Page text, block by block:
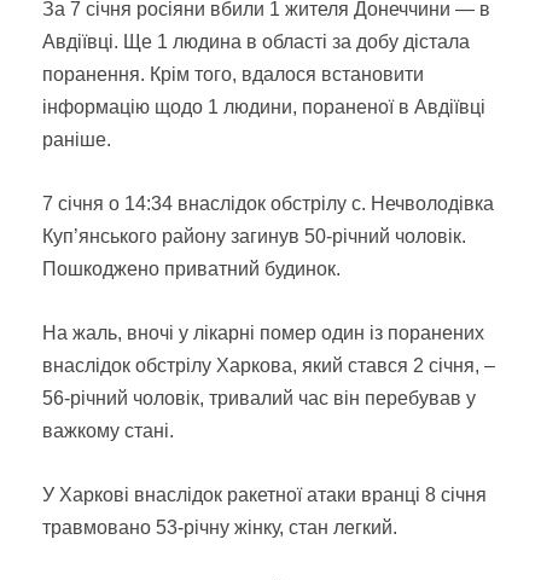
За 7 січня росіяни вбили 1 жителя Донеччини — в
Авдіївці. Ще 1 людина в області за добу дістала
поранення. Крім того, вдалося встановити
інформацію щодо 1 людини, пораненої в Авдіївці
раніше.
7 січня о 14:34 внаслідок обстрілу с. Нечволодівка
Куп’янського району загинув 50-річний чоловік.
Пошкоджено приватний будинок.
На жаль, вночі у лікарні помер один із поранених
внаслідок обстрілу Харкова, який стався 2 січня, –
56-річний чоловік, тривалий час він перебував у
важкому стані.
У Харкові внаслідок ракетної атаки вранці 8 січня
травмовано 53-річну жінку, стан легкий.